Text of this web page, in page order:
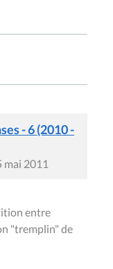
- 6 (2010 -
mai 2011
entre
"tremplin" de